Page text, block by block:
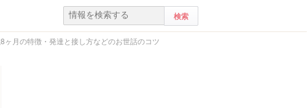
月の特徴・発達と接し方などのお世話のコツ